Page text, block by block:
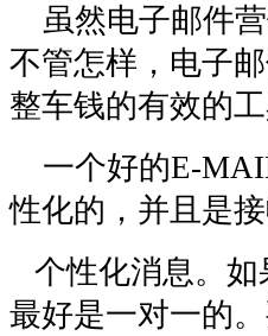
虽然电子邮件营
不管怎样，电子
整车钱的有效的工
一个好的E-
性化的，并且是
个性化消息。如
最好是一对一的